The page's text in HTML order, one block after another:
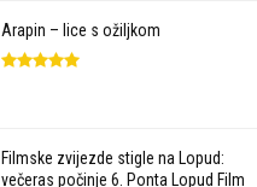
Arapin – lice s ožiljkom
Filmske zvijezde stigle na Lopud:
večeras počinje 6. Ponta Lopud Film